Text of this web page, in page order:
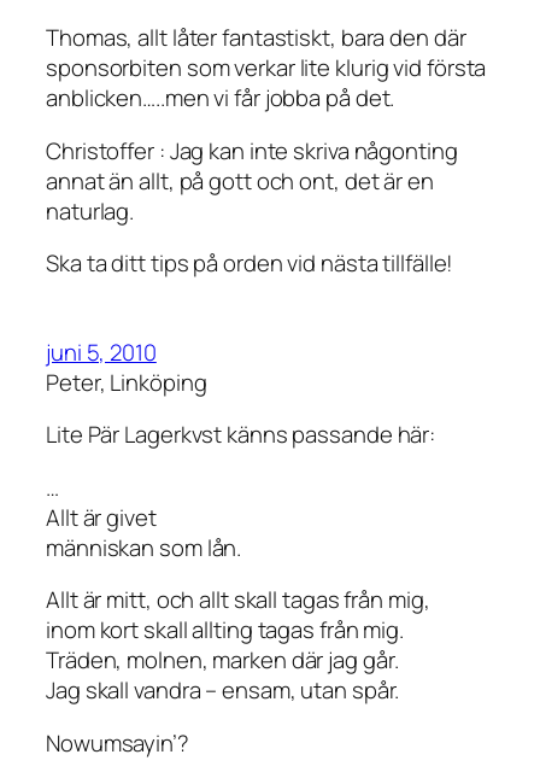
Thomas, allt låter fantastiskt, bara den där
sponsorbiten som verkar lite klurig vid första
anblicken…..men vi får jobba på det.
Christoffer : Jag kan inte skriva någonting
annat än allt, på gott och ont, det är en
naturlag.
Ska ta ditt tips på orden vid nästa tillfälle!
juni 5, 2010
Peter, Linköping
Lite Pär Lagerkvst känns passande här:
…
Allt är givet
människan som lån.
Allt är mitt, och allt skall tagas från mig,
inom kort skall allting tagas från mig.
Träden, molnen, marken där jag går.
Jag skall vandra – ensam, utan spår.
Nowumsayin’?